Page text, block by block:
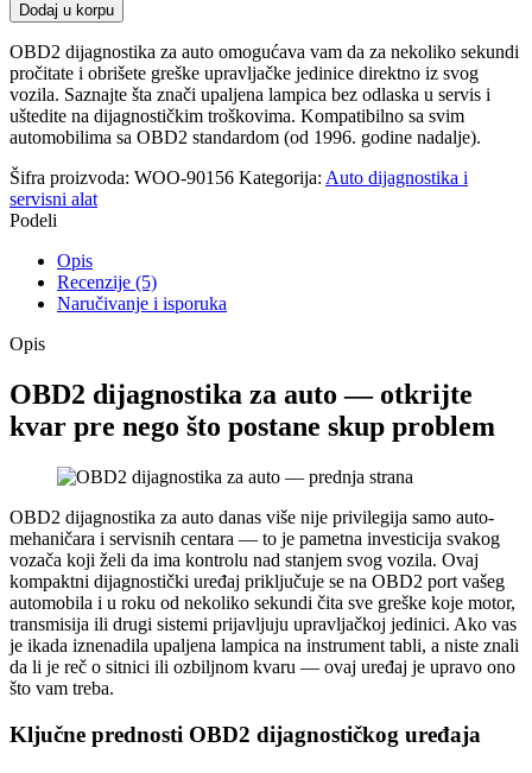
Dodaj u korpu
OBD2 dijagnostika za auto omogućava vam da za nekoliko sekundi
pročitate i obrišete greške upravljačke jedinice direktno iz svog
vozila. Saznajte šta znači upaljena lampica bez odlaska u servis i
uštedite na dijagnostičkim troškovima. Kompatibilno sa svim
automobilima sa OBD2 standardom (od 1996. godine nadalje).
Šifra proizvoda: WOO-90156 Kategorija: Auto dijagnostika i
servisni alat
Podeli
Opis
Recenzije (5)
Naručivanje i isporuka
Opis
OBD2 dijagnostika za auto — otkrijte
kvar pre nego što postane skup problem
OBD2 dijagnostika za auto danas više nije privilegija samo auto-
mehaničara i servisnih centara — to je pametna investicija svakog
vozača koji želi da ima kontrolu nad stanjem svog vozila. Ovaj
kompaktni dijagnostički uređaj priključuje se na OBD2 port vašeg
automobila i u roku od nekoliko sekundi čita sve greške koje motor,
transmisija ili drugi sistemi prijavljuju upravljačkoj jedinici. Ako vas
je ikada iznenadila upaljena lampica na instrument tabli, a niste znali
da li je reč o sitnici ili ozbiljnom kvaru — ovaj uređaj je upravo ono
što vam treba.
Ključne prednosti OBD2 dijagnostičkog uređaja